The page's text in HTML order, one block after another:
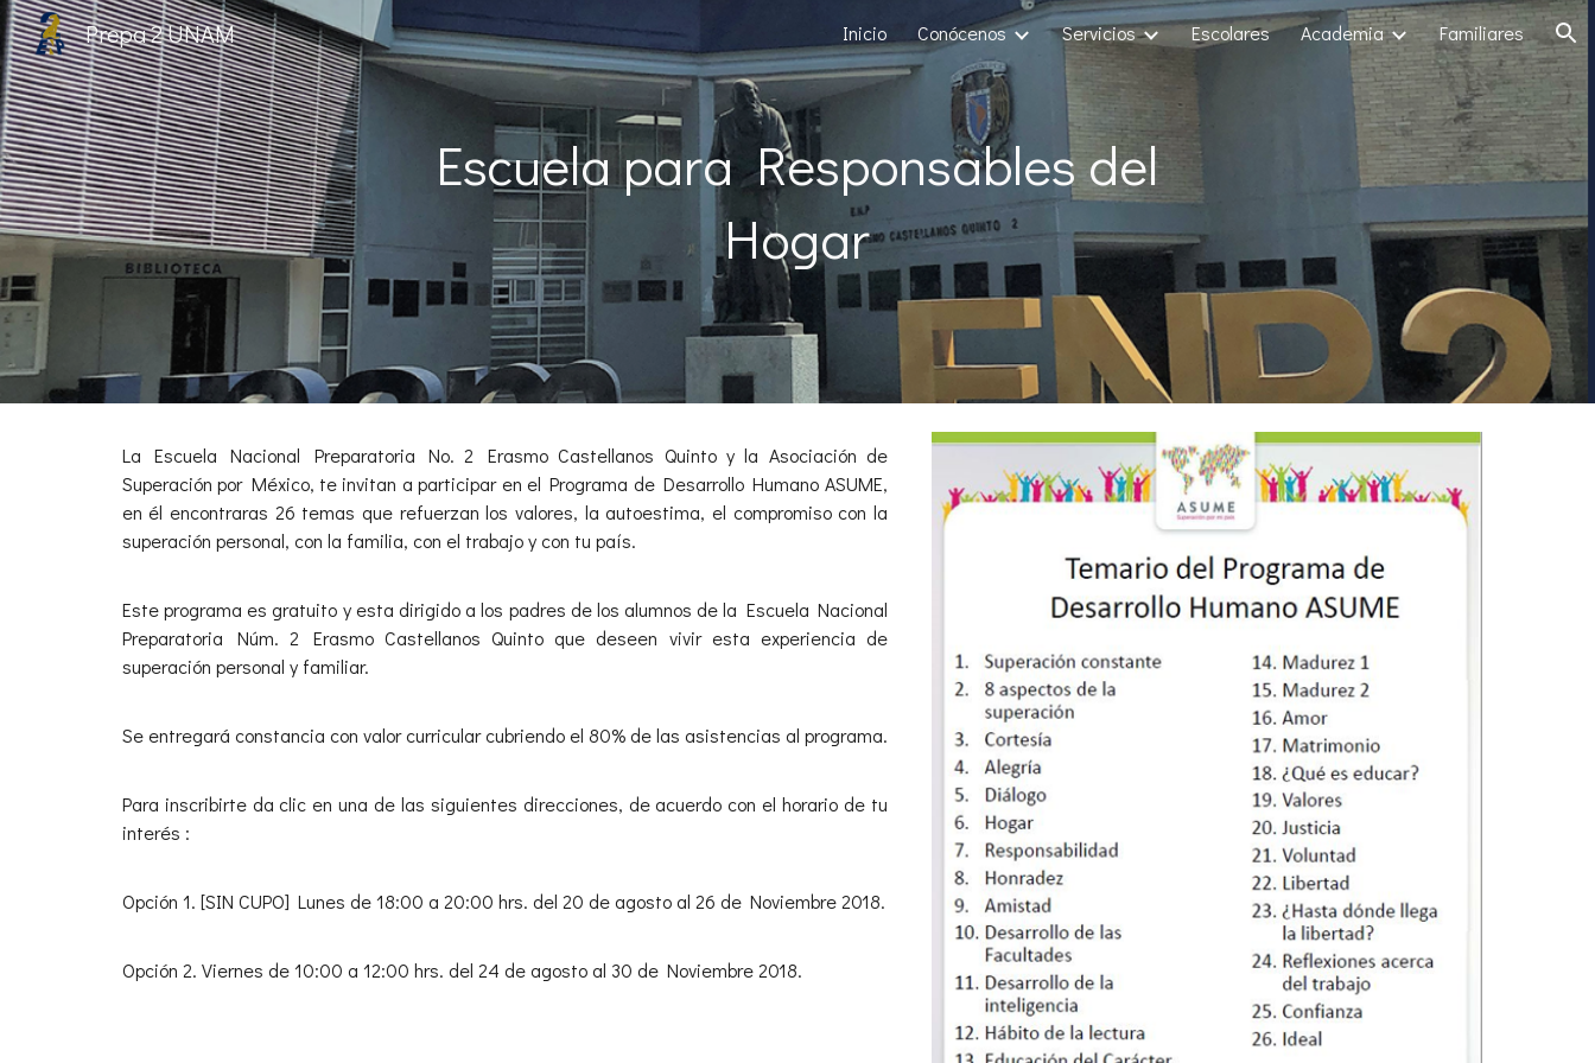
Skip to main content Skip to navigation
Prepa 2 UNAM Inicio Conócenos Servicios Escolares Academia Familiares
Escuela para Responsables del
Hogar
La Escuela Nacional Preparatoria No. 2 Erasmo Castellanos Quinto y la Asociación de
Superación por México, te invitan a participar en el Programa de Desarrollo Humano ASUME,
en él encontraras 26 temas que refuerzan los valores, la autoestima, el compromiso con la
superación personal, con la familia, con el trabajo y con tu país.
Este programa es gratuito y esta dirigido a los padres de los alumnos de la Escuela Nacional
Preparatoria Núm. 2 Erasmo Castellanos Quinto que deseen vivir esta experiencia de
superación personal y familiar.
Se entregará constancia con valor curricular cubriendo el 80% de las asistencias al programa.
Para inscribirte da clic en una de las siguientes direcciones, de acuerdo con el horario de tu
interés :
Opción 1. [SIN CUPO] Lunes de 18:00 a 20:00 hrs. del 20 de agosto al 26 de Noviembre 2018.
Opción 2. Viernes de 10:00 a 12:00 hrs. del 24 de agosto al 30 de Noviembre 2018.